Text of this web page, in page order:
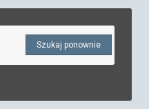
Szukaj ponownie